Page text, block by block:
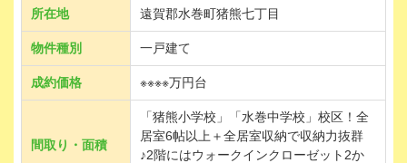
所在地 遠賀郡水巻町猪熊七丁目
物件種別 一戸建て
成約価格 ※※※※万円台
間取り・面積
「猪熊小学校」「水巻中学校」校区！全
居室6帖以上＋全居室収納で収納力抜群
♪2階にはウォークインクローゼット2か